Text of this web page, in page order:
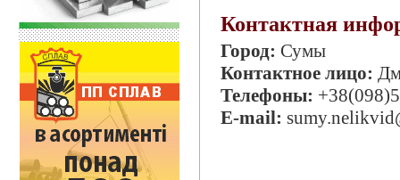
Контактная
Город: Сумы
Контактное лицо:
Телефоны:
E-mail: